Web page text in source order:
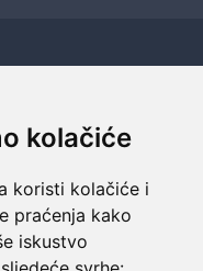
kolačiće
koristi kolačiće i
praćenja kako
iskustvo